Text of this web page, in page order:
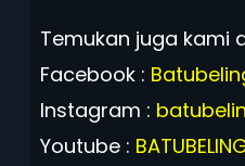
Temukan juga kami
Facebook :
Instagram :
Youtube :